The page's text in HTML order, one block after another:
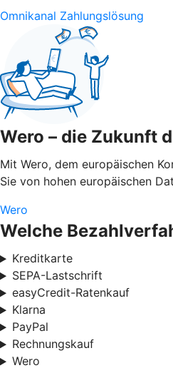
Omnikanal Zahlungslösung
Wero – die Zukunft
Mit Wero, dem europäischen
Sie von hohen europäischen
Wero
Welche
Kreditkarte
SEPA-Lastschrift
easyCredit-Ratenkauf
Klarna
PayPal
Rechnungskauf
Wero